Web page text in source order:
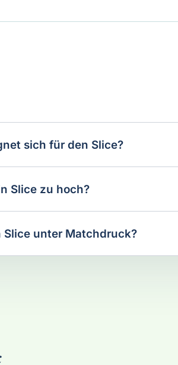
sich für den Slice?
Slice zu hoch?
Slice unter Matchdruck?